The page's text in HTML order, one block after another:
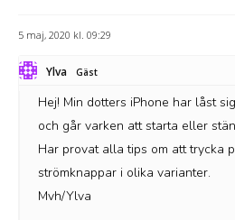
5 maj, 2020 kl. 09:29
Ylva Gäst
Hej! Min dotters iPhone har låst
och går varken att starta eller
Har provat alla tips om att trycka
strömknappar i olika varianter.
Mvh/Ylva